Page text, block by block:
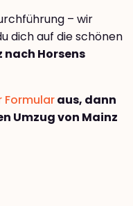
– wir
dich auf die schönen
nach Horsens
Formularaus, dann
Umzug von Mainz